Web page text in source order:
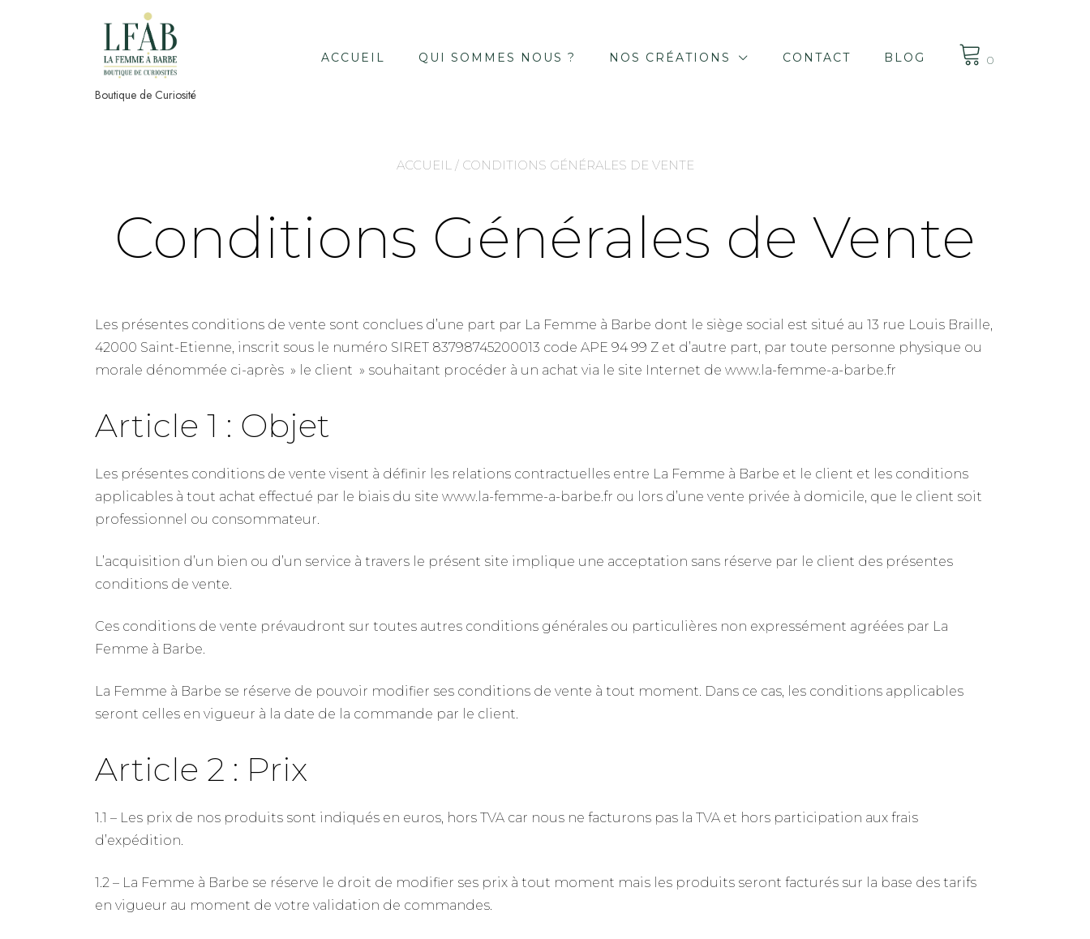
Boutique de Curiosité
ACCUEIL QUI SOMMES NOUS ? NOS CRÉATIONS CONTACT BLOG 0
ACCUEIL/ CONDITIONS GÉNÉRALES DE VENTE
Conditions Générales de Vente
Les présentes conditions de vente sont conclues d’une part par La Femme à Barbe dont le siège social est situé au 13 rue Louis Braille,
42000 Saint-Etienne, inscrit sous le numéro SIRET 83798745200013 code APE 94 99 Z et d’autre part, par toute personne physique ou
morale dénommée ci-après » le client » souhaitant procéder à un achat via le site Internet de www.la-femme-a-barbe.fr
Article 1 : Objet
Les présentes conditions de vente visent à définir les relations contractuelles entre La Femme à Barbe et le client et les conditions
applicables à tout achat effectué par le biais du site www.la-femme-a-barbe.fr ou lors d’une vente privée à domicile, que le client soit
professionnel ou consommateur.
L’acquisition d’un bien ou d’un service à travers le présent site implique une acceptation sans réserve par le client des présentes
conditions de vente.
Ces conditions de vente prévaudront sur toutes autres conditions générales ou particulières non expressément agréées par La
Femme à Barbe.
La Femme à Barbe se réserve de pouvoir modifier ses conditions de vente à tout moment. Dans ce cas, les conditions applicables
seront celles en vigueur à la date de la commande par le client.
Article 2 : Prix
1.1 – Les prix de nos produits sont indiqués en euros, hors TVA car nous ne facturons pas la TVA et hors participation aux frais
d’expédition.
1.2 – La Femme à Barbe se réserve le droit de modifier ses prix à tout moment mais les produits seront facturés sur la base des tarifs
en vigueur au moment de votre validation de commandes.